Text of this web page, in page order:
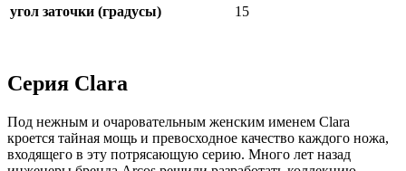
угол заточки (градусы)
15
Серия Clara
Под нежным и очаровательным женским именем Clara
кроется тайная мощь и превосходное качество каждого ножа,
входящего в эту потрясающую серию. Много лет назад